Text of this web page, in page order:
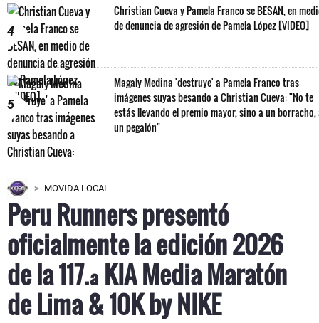
4
Christian Cueva y Pamela Franco se BESAN, en
de denuncia de agresión de Pamela López [VIDEO]
5
Magaly Medina 'destruye' a Pamela Franco tras
imágenes suyas besando a Christian Cueva: "No te
estás llevando el premio mayor, sino a un borracho,
un pegalón"
MOVIDA LOCAL
Peru Runners presentó
oficialmente la edición 2026
de la 117.ª KIA Media Maratón
de Lima & 10K by NIKE